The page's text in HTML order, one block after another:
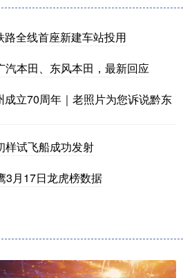
全线首座新建车站投用
本田、东风本田，最新回应
立70周年｜老照片为您诉说黔东
样试飞船成功发射
3月17日龙虎榜数据